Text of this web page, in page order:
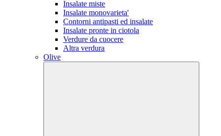
Insalate miste
Insalate monovarieta'
Contorni antipasti ed insalate
Insalate pronte in ciotola
Verdure da cuocere
Altra verdura
Olive